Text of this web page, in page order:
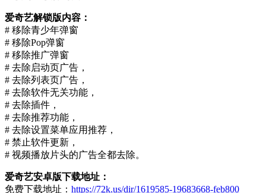
爱奇艺解锁版内容：
# 移除青少年弹窗
# 移除Pop弹窗
# 移除推广弹窗
# 去除启动页广告，
# 去除列表页广告，
# 去除软件无关功能，
# 去除插件，
# 去除推荐功能，
# 去除设置菜单应用推荐，
# 禁止软件更新，
# 视频播放片头的广告全都去除。
爱奇艺安卓版下载地址：
免费下载地址： https://72k.us/dir/1619585-19683668-feb800